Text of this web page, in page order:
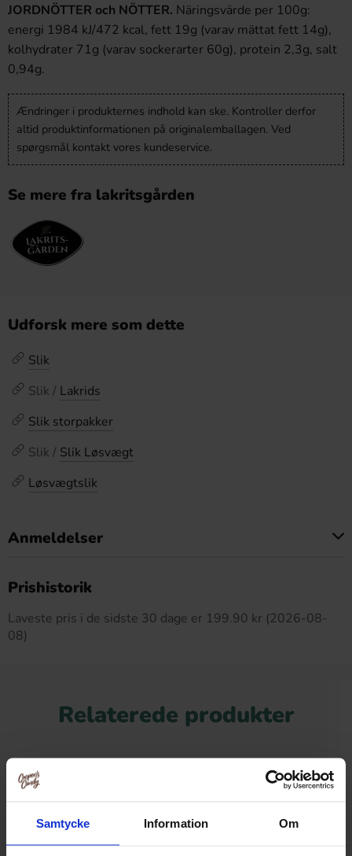
Samtycke Information Om
JORDNÖTTER och NÖTTER. Näringsvärde per 100g:
energi 1984 kJ/472 kcal, fett 19g (varav mättat fett 14g),
kolhydrater 71g (varav sockerarter 60g), protein 2,3g, salt
0,94g.
Ændringer i produkternes indhold kan ske. Kontroller derfor
altid produktinformationen på originalemballagen. Ved
spørgsmål kontakt vores kundeservice.
Se mere fra lakritsgården
Udforsk mere som dette
Slik
Slik / Lakrids
Slik storpakker
Slik / Slik Løsvægt
Løsvægtslik
Anmeldelser
Prishistorik
Laveste pris i de sidste 30 dage er 199.90 kr (2026-08-
08)
Relaterede produkter